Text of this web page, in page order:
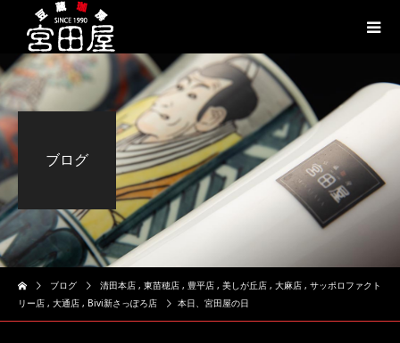
ブログ
ブログ 清田本店 , 東苗穂店 , 豊平店 , 美しが丘店 , 大麻店 , サッポロファクト
リー店 , 大通店 , Bivi新さっぽろ店 本日、宮田屋の日